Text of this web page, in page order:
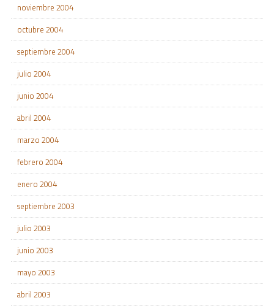
noviembre 2004
octubre 2004
septiembre 2004
julio 2004
junio 2004
abril 2004
marzo 2004
febrero 2004
enero 2004
septiembre 2003
julio 2003
junio 2003
mayo 2003
abril 2003